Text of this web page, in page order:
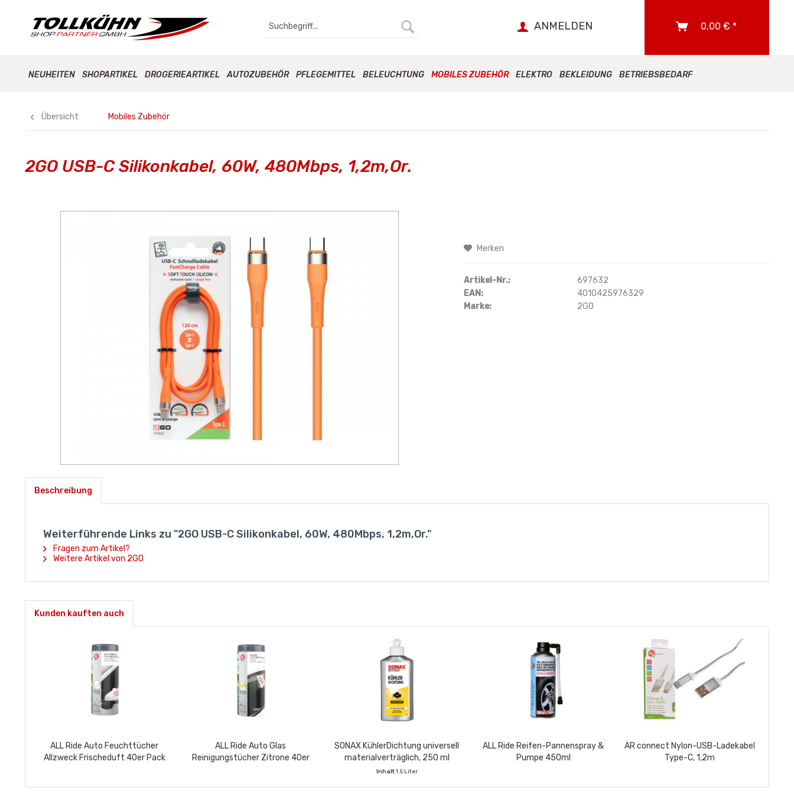
ANMELDEN 0,00 € *
NEUHEITEN SHOPARTIKEL DROGERIEARTIKEL AUTOZUBEHÖR PFLEGEMITTEL BELEUCHTUNG MOBILES ZUBEHÖR ELEKTRO BEKLEIDUNG BETRIEBSBEDARF
Übersicht Mobiles Zubehör
2GO USB-C Silikonkabel, 60W, 480Mbps, 1,2m,Or.
Merken
Artikel-Nr.:
697632
EAN:
4010425976329
Marke:
2GO
Beschreibung
Weiterführende Links zu "2GO USB-C Silikonkabel, 60W, 480Mbps, 1,2m,Or."
Fragen zum Artikel?
Weitere Artikel von 2GO
Kunden kauften auch
ALL Ride Auto Feuchttücher
Allzweck Frischeduft 40er Pack
ALL Ride Auto Glas
Reinigungstücher Zitrone 40er
SONAX KühlerDichtung universell
materialverträglich, 250 ml
Inhalt1.5 Liter
ALL Ride Reifen-Pannenspray &
Pumpe 450ml
AR connect Nylon-USB-Ladekabel
Type-C, 1,2m